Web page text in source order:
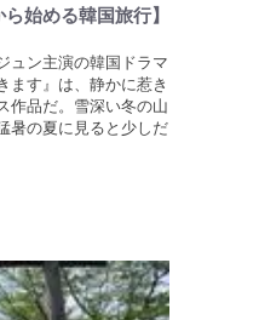
始める韓国旅行】
ュン主演の韓国ドラマ
ます』は、静かに惹き
作品だ。雪深い冬の山
暑の夏に見ると少しだ